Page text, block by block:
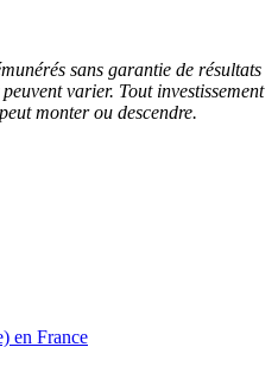
sans garantie de résultats
varier. Tout investissement
monter ou descendre.
en France